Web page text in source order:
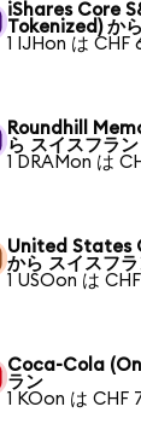
iShares Core
Tokenized) か
1 IJHon は CHF
Roundhill
ら スイスフラン
1 DRAMon は
United States
から スイスフ
1 USOon は
Coca-Cola
ラン
1 KOon は CHF